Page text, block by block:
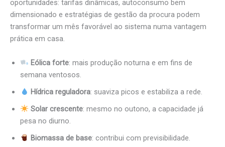
oportunidades: tarifas dinâmicas, autoconsumo bem
dimensionado e estratégias de gestão da procura podem
transformar um mês favorável ao sistema numa vantagem
prática em casa.
Eólica forte: mais produção noturna e em fins de
semana ventosos.
Hídrica reguladora: suaviza picos e estabiliza a rede.
Solar crescente: mesmo no outono, a capacidade já
pesa no diurno.
Biomassa de base: contribui com previsibilidade.